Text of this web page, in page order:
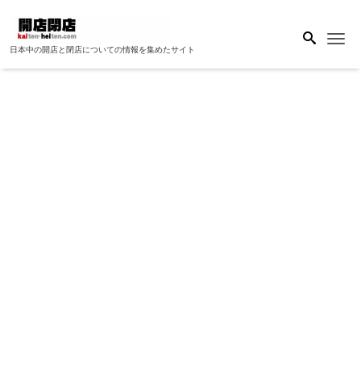
日本中の開店と閉店についての情報を集めたサイト